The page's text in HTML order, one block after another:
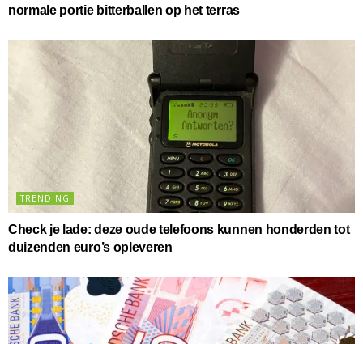
normale portie bitterballen op het terras
TRENDING
Check je lade: deze oude telefoons kunnen honderden tot
duizenden euro’s opleveren